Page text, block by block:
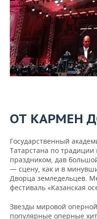
НЕФТЕХИМИЯ
НЕФТЬ
ОПК
ЭНЕРГЕТИКА
РОЗНИЧНАЯ
ТРАНСПОРТ
УСЛУГИ
НОВОСТИ
IT
МЕДИА
МЕРОПРИЯТИЯ
НОВОСТИ
ВЫЕЗДНАЯ
СПОРТ
НОВОСТИ СПОРТА
ВОЛЕЙБОЛ
КИБЕРСПОРТ
ОБЩЕСТВО
ИСТОРИЯ
КУЛЬТУРА
СПИСОК ПЕРСОН
СПИСОК КОМПАНИЙ
ПОЛНАЯ ВЕРСИЯ
ОТ КАРМЕН
Государственный
Татарстана по традиции
праздником, дав
— сцену, как и в
Дворца земледельцев.
фестиваль «Казанская
Звезды мировой
популярные оперные